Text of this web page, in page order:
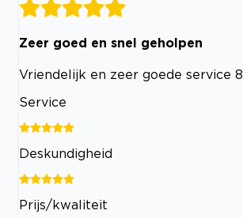
Zeer goed en snel geholpen
Vriendelijk en zeer goede service 8
Service
Deskundigheid
Prijs/kwaliteit